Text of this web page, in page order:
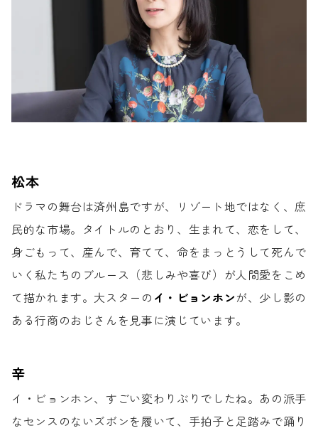
松本
ドラマの舞台は済州島ですが、
リゾート地ではなく、庶
民的な市場。 タイトルのとおり、生まれて、恋をして、
身ごもって、産んで、育てて、 命をまっとうして死んで
いく私たちのブルース（悲しみや喜び）が人間愛をこめ
て描かれます。 大スターの イ・ビョンホンが、 少し影の
ある行商のおじさんを 見事に演じています。
辛
イ・ビョンホン、すごい変わりぶりでしたね。 あの派手
なセンスのないズボンを履いて、 手拍子と足踏みで踊り